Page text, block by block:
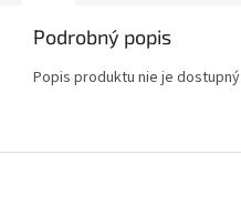
Podrobný popis
Popis produktu nie je dostupný